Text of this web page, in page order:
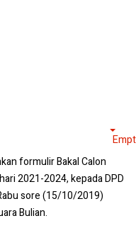
formulir Bakal Calon
2021-2024, kepada DPD
sore (15/10/2019)
Bulian.